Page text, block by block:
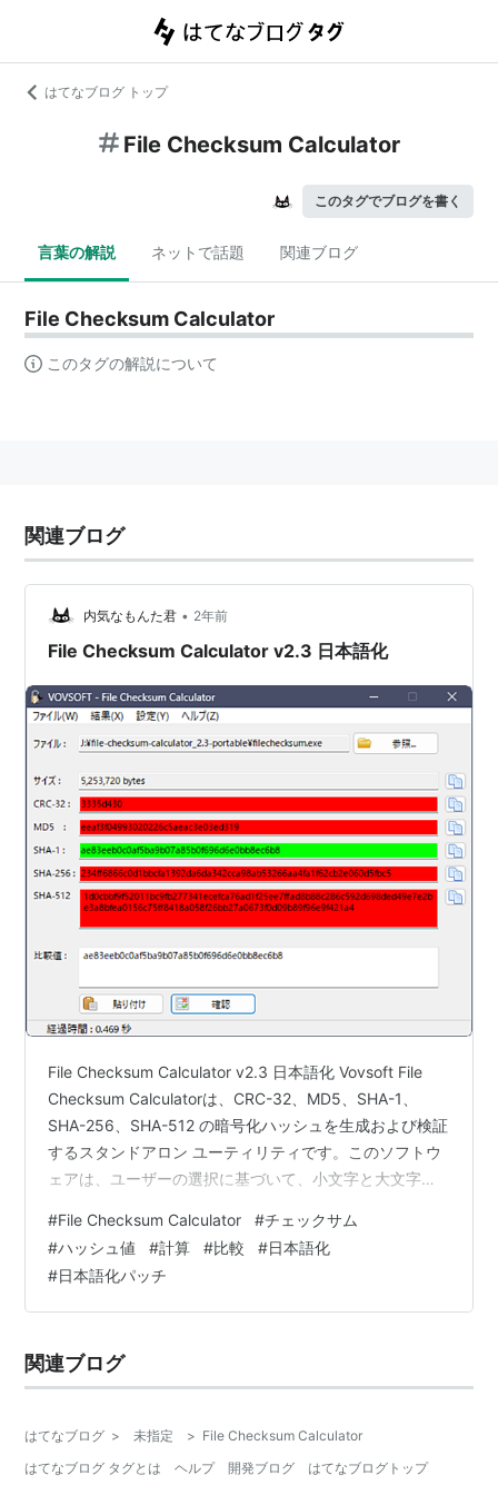
はてなブログ トップ
File Checksum Calculator
このタグでブログを書く
言葉の解説 ネットで話題 関連ブログ
File Checksum Calculator
このタグの解説について
関連ブログ
内気なもんた君 • 2年前
File Checksum Calculator v2.3 日本語化
File Checksum Calculator v2.3 日本語化 Vovsoft File
Checksum Calculatorは、CRC-32、MD5、SHA-1、
SHA-256、SHA-512 の暗号化ハッシュを生成および検証
するスタンドアロン ユーティリティです。このソフトウ
ェアは、ユーザーの選択に基づいて、小文字と大文字の
- = - = - = - = - = - = - = - = - = - = - = - = - = - = - = -
= - = - = - = - この手のツールはいっ…
#File Checksum Calculator #チェックサム
#ハッシュ値 #計算 #比較 #日本語化
#日本語化パッチ
関連ブログ
はてなブログ > 未指定 > File Checksum Calculator
はてなブログ タグとは
ヘルプ 開発ブログ
はてなブログトップ